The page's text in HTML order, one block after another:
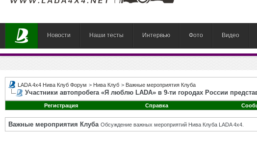
Новости Наши тесты Интервью Фото Видео
LADA 4x4 Нива Клуб Форум > Нива Клуб > Важные мероприятия Клуба
Участники автопробега «Я люблю LADA» в 9-ти городах России
Регистрация
Справка
Важные мероприятия Клуба Обсуждение важных мероприятий Нива Клуба LADA 4x4.